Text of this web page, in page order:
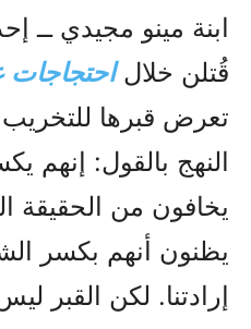
ابنة مينو مجيدي ــ
قُتلن خلالاحتجاجات عام
تعرض قبرها للتخريب
النهج بالقول: إنهم
يخافون من الحقيقة
يظنون أنهم بكسر
إرادتنا. لكن القبر